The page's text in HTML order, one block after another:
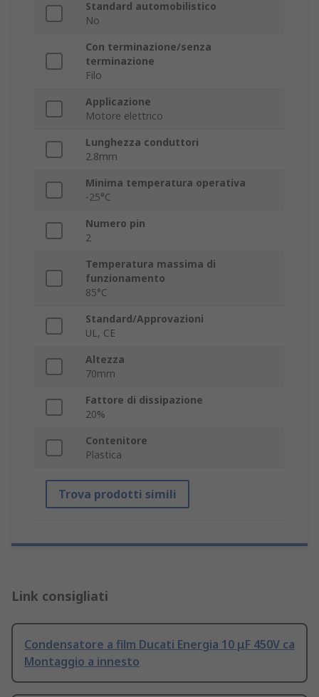
Standard automobilistico
No
Con terminazione/senza
terminazione
Filo
Applicazione
Motore elettrico
Lunghezza conduttori
2.8mm
Minima temperatura operativa
-25°C
Numero pin
2
Temperatura massima di
funzionamento
85°C
Standard/Approvazioni
UL, CE
Altezza
70mm
Fattore di dissipazione
20%
Contenitore
Plastica
Trova prodotti simili
Link consigliati
Condensatore a film Ducati Energia 10 μF 450V ca
Montaggio a innesto